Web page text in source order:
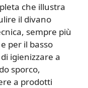
che illustra
il divano
sempre più
per il basso
igienizzare a
sporco,
a prodotti